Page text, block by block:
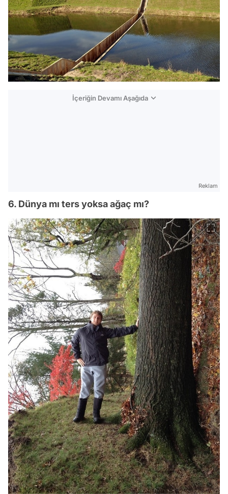
İçeriğin Devamı Aşağıda
Reklam
6. Dünya mı ters yoksa ağaç mı?